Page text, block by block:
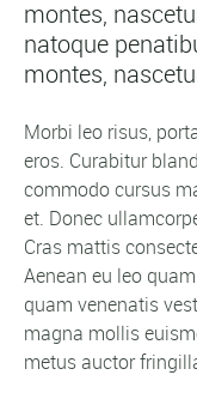
montes,
natoque
montes,
Morbi leo risus,
eros. Curabitur
commodo cursus
et. Donec
Cras mattis
Aenean eu leo
quam venenatis
magna mollis
metus auctor